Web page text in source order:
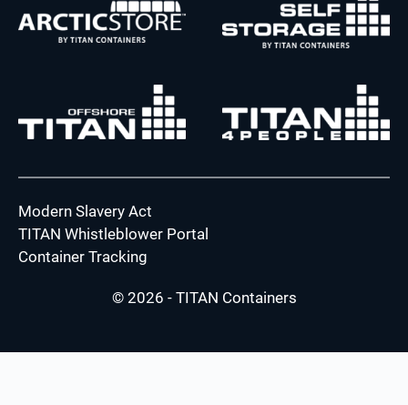
Modern Slavery Act
TITAN Whistleblower Portal
Container Tracking
© 2026 - TITAN Containers